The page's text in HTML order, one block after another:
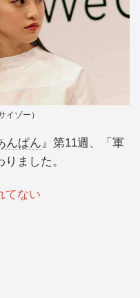
イゾー）
んぱん』第11週、「軍
ました。
てない